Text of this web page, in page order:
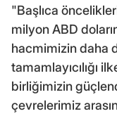
"Başlıca
milyon ABD
hacmimizin daha
tamamlayıcılığı
birliğimizin
çevrelerimiz